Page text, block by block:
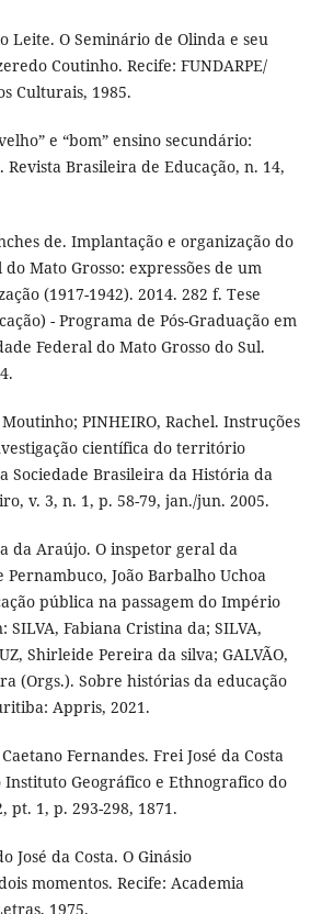
Leite. O Seminário de Olinda e seu
Coutinho. Recife: FUNDARPE/
Culturais, 1985.
e “bom” ensino secundário:
Revista Brasileira de Educação, n. 14,
de. Implantação e organização do
Mato Grosso: expressões de um
(1917-1942). 2014. 282 f. Tese
- Programa de Pós-Graduação em
Federal do Mato Grosso do Sul.
PINHEIRO, Rachel. Instruções
científica do território
Sociedade Brasileira da História da
v. 3, n. 1, p. 58-79, jan./jun. 2005.
da Araújo. O inspetor geral da
João Barbalho Uchoa
pública na passagem do Império
Fabiana Cristina da; SILVA,
Shirleide Pereira da silva; GALVÃO,
(Orgs.). Sobre histórias da educação
Appris, 2021.
Fernandes. Frei José da Costa
Instituto Geográfico e Ethnografico do
pt. 1, p. 293-298, 1871.
José da Costa. O Ginásio
momentos. Recife: Academia
1975.